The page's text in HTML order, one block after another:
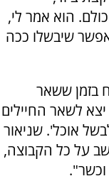
הוא אמר לי,
אפשר שיבשלו ככה
בזמן ששאר
לשאר החיילים
אוכל'. שניאור
על כל הקבוצה,